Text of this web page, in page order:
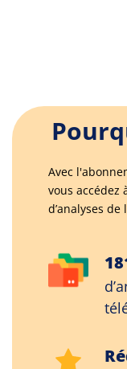
Avec
vous accédez
d’analyses de